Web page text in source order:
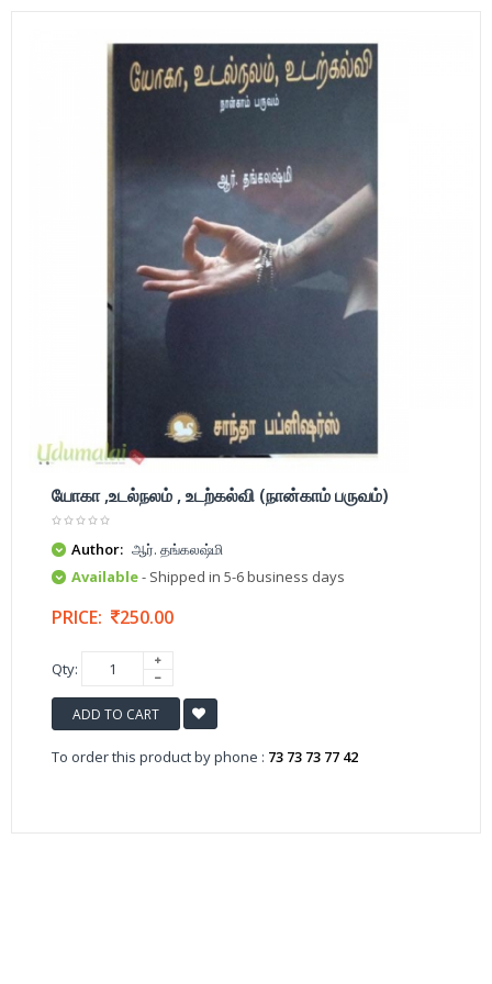
யோகா ,உடல்நலம் , உடற்கல்வி (நான்காம் பருவம்)
Author: ஆர். தங்கலஷ்மி
Available- Shipped in 5-6 business days
PRICE: 250.00
Qty:
ADD TO CART
To order this product by phone : 73 73 73 77 42